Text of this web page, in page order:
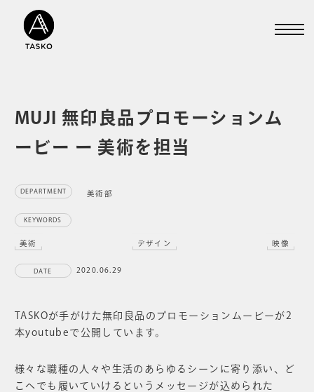
MUJI 無印良品プロモーションム
ービー ー 美術を担当
DEPARTMENT 美術部
KEYWORDS
美術 デザイン 映像
DATE 2020.06.29
TASKOが手がけた無印良品のプロモーションムービーが2
本youtubeで公開しています。
様々な職種の人々や生活のあらゆるシーンに寄り添い、ど
こへでも履いていけるというメッセージが込められた